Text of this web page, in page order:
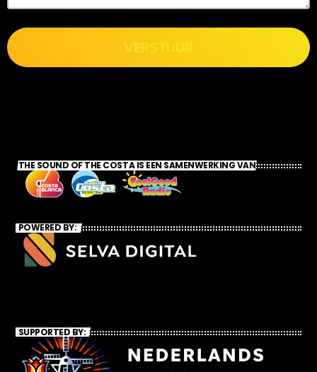
VERSTUUR
THE SOUND OF THE COSTA IS EEN SAMENWERKING VAN
POWERED BY:
SUPPORTED BY: